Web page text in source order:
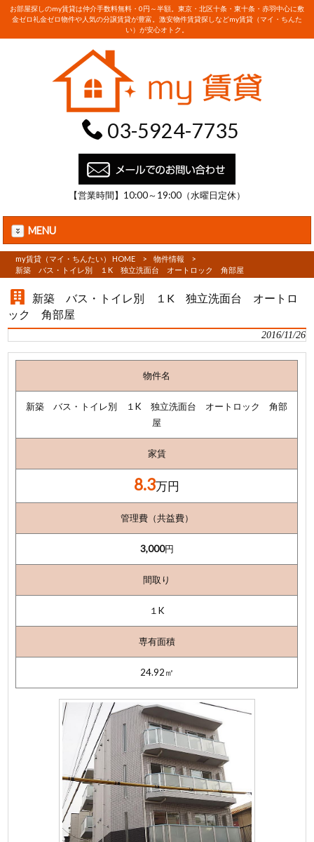
お部屋探しのmy賃貸は仲介手数料無料・0円～半額。東京・北区十条・東十条・赤羽中心に敷
金ゼロ礼金ゼロ物件や人気の分譲賃貸が豊富。激安物件賃貸探しなどmy賃貸（マイ・ちんた
い）が安心オトク。
03-5924-7735
【営業時間】10:00～19:00（水曜日定休）
MENU
my賃貸（マイ・ちんたい） HOME > 物件情報
>
新築 バス・トイレ別 １K 独立洗面台 オートロック 角部屋
新築 バス・トイレ別 １K 独立洗面台 オートロ
ック 角部屋
2016/11/26
物件名
新築 バス・トイレ別 １K 独立洗面台 オートロック 角部
屋
家賃
8.3万円
管理費（共益費）
3,000円
間取り
１K
専有面積
24.92㎡